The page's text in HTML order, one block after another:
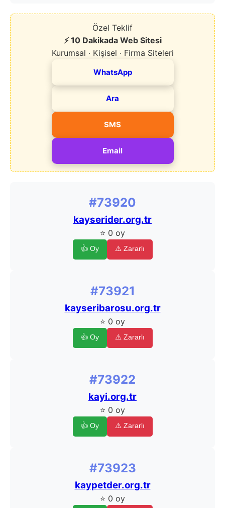
Özel Teklif
⚡ 10 Dakikada Web Sitesi
Kurumsal · Kişisel · Firma Siteleri
WhatsApp
Ara
SMS
Email
#73920
kayserider.org.tr
⭐ 0 oy
👍 Oy ⚠️ Zararlı
#73921
kayseribarosu.org.tr
⭐ 0 oy
👍 Oy ⚠️ Zararlı
#73922
kayi.org.tr
⭐ 0 oy
👍 Oy ⚠️ Zararlı
#73923
kaypetder.org.tr
⭐ 0 oy